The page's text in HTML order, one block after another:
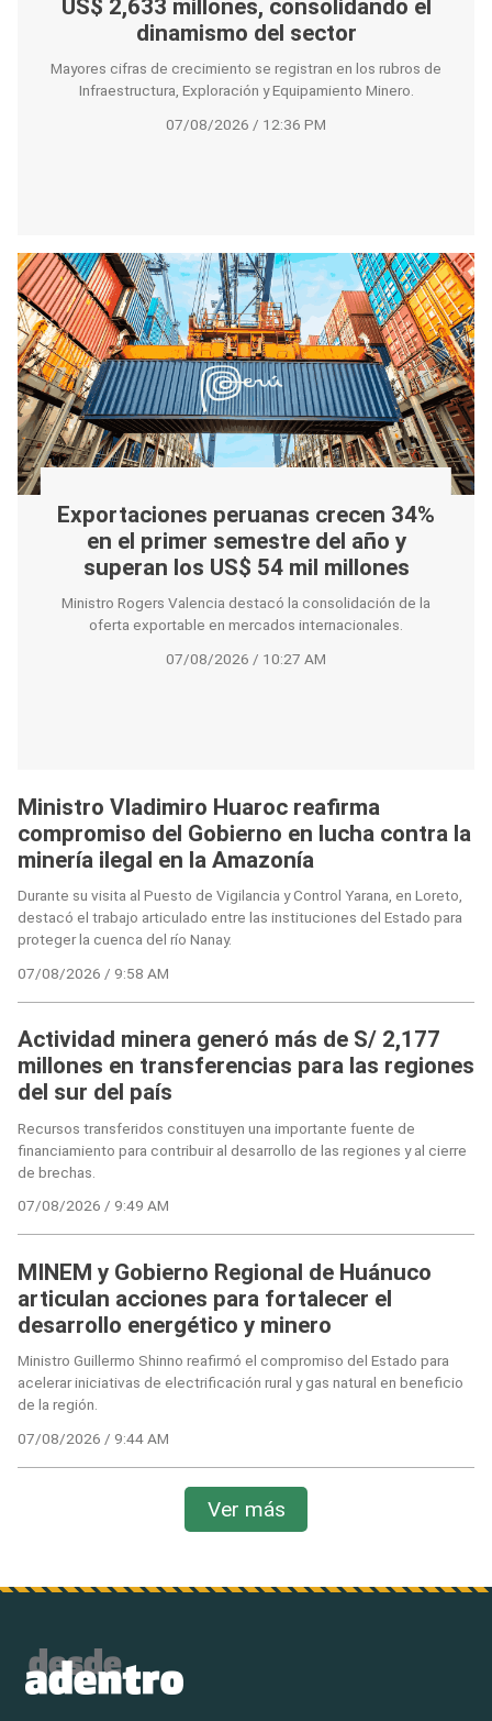
US$ 2,633 millones, consolidando el
dinamismo del sector
Mayores cifras de crecimiento se registran en los rubros de
Infraestructura, Exploración y Equipamiento Minero.
07/08/2026 / 12:36 PM
Exportaciones peruanas crecen 34%
en el primer semestre del año y
superan los US$ 54 mil millones
Ministro Rogers Valencia destacó la consolidación de la
oferta exportable en mercados internacionales.
07/08/2026 / 10:27 AM
Ministro Vladimiro Huaroc reafirma
compromiso del Gobierno en lucha contra la
minería ilegal en la Amazonía
Durante su visita al Puesto de Vigilancia y Control Yarana, en Loreto,
destacó el trabajo articulado entre las instituciones del Estado para
proteger la cuenca del río Nanay.
07/08/2026 / 9:58 AM
Actividad minera generó más de S/ 2,177
millones en transferencias para las regiones
del sur del país
Recursos transferidos constituyen una importante fuente de
financiamiento para contribuir al desarrollo de las regiones y al cierre
de brechas.
07/08/2026 / 9:49 AM
MINEM y Gobierno Regional de Huánuco
articulan acciones para fortalecer el
desarrollo energético y minero
Ministro Guillermo Shinno reafirmó el compromiso del Estado para
acelerar iniciativas de electrificación rural y gas natural en beneficio
de la región.
07/08/2026 / 9:44 AM
Ver más